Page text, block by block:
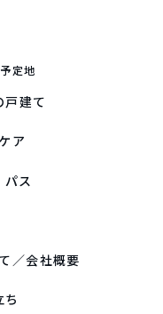
定地
戸建て
ア
ス
／会社概要